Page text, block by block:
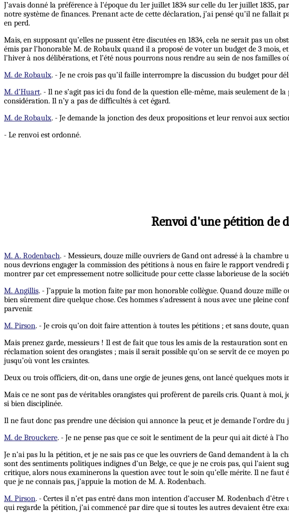
J’avais donné la préférence à l’époque du 1er juillet 1834 sur celle du 1er juillet
notre système de finances. Prenant acte de cette déclaration, j’ai pensé qu’il ne fallait
en perd.
Mais, en supposant qu’elles ne pussent être discutées en 1834, cela ne serait pas un
émis par l’honorable M. de Robaulx quand il a proposé de voter un budget de 3
l’hiver à nos délibérations, et l’été nous pourrons nous rendre au sein de nos familles
M. de Robaulx. - Je ne crois pas qu’il faille interrompre la discussion du budget pour
M. d’Huart. - Il ne s’agit pas ici du fond de la question elle-même, mais seulement de
considération. Il n’y a pas de difficultés à cet égard.
M. de Robaulx. - Je demande la jonction des deux propositions et leur renvoi aux
- Le renvoi est ordonné.
Renvoi d'une pétition de
M. A. Rodenbach. - Messieurs, douze mille ouvriers de Gand ont adressé à la
nous devrions engager la commission des pétitions à nous en faire le rapport
montrer par cet empressement notre sollicitude pour cette classe laborieuse de la
M. Angillis. - J’appuie la motion faite par mon honorable collègue. Quand douze mille
bien sûrement dire quelque chose. Ces hommes s’adressent à nous avec une pleine
parvenir.
M. Pirson. - Je crois qu’on doit faire attention à toutes les pétitions ; et sans doute,
Mais prenez garde, messieurs ! Il est de fait que tous les amis de la restauration sont
réclamation soient des orangistes ; mais il serait possible qu’on se servît de ce moyen
jusqu’où vont les craintes.
Deux ou trois officiers, dit-on, dans une orgie de jeunes gens, ont lancé quelques
Mais ce ne sont pas de véritables orangistes qui profèrent de pareils cris. Quant à moi,
si bien disciplinée.
Il ne faut donc pas prendre une décision qui annonce la peur, et je demande l’ordre
M. de Brouckere. - Je ne pense pas que ce soit le sentiment de la peur qui ait dicté à
Je n’ai pas lu la pétition, et je ne sais pas ce que les ouvriers de Gand demandent à
sont des sentiments politiques indignes d’un Belge, ce que je ne crois pas, qui l’aient
critique, alors nous examinerons la question avec tout le soin qu’elle mérite. Il ne
que je ne connais pas, j’appuie la motion de M. A. Rodenbach.
M. Pirson. - Certes il n’et pas entré dans mon intention d’accuser M. Rodenbach
qui regarde la pétition, j’ai commencé par dire que si toutes les autres devaient être